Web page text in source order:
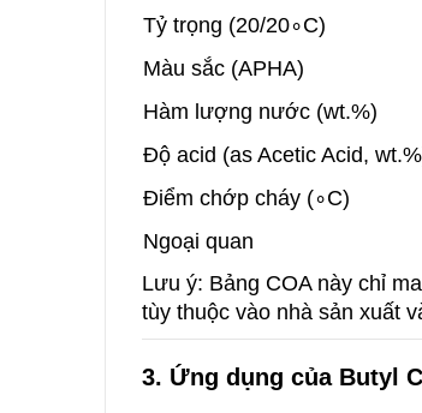
Tỷ trọng (20/20∘C)
Màu sắc (APHA)
Hàm lượng nước (wt.%)
Độ acid (as Acetic Acid,
Điểm chớp cháy (∘C)
Ngoại quan
Lưu ý: Bảng COA này chỉ
tùy thuộc vào nhà sản xuất
3. Ứng dụng của Butyl